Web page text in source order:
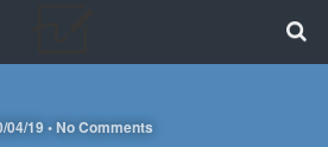
04/19 • No Comments